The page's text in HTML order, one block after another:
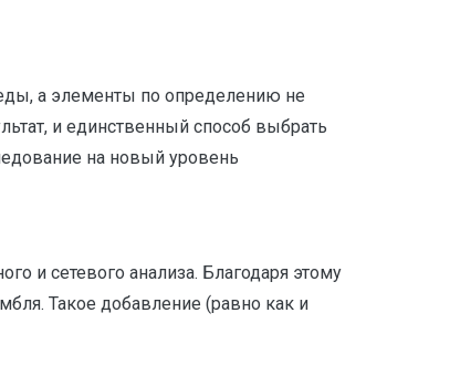
а элементы по определению не
и единственный способ выбрать
на новый уровень
и сетевого анализа. Благодаря этому
Такое добавление (равно как и